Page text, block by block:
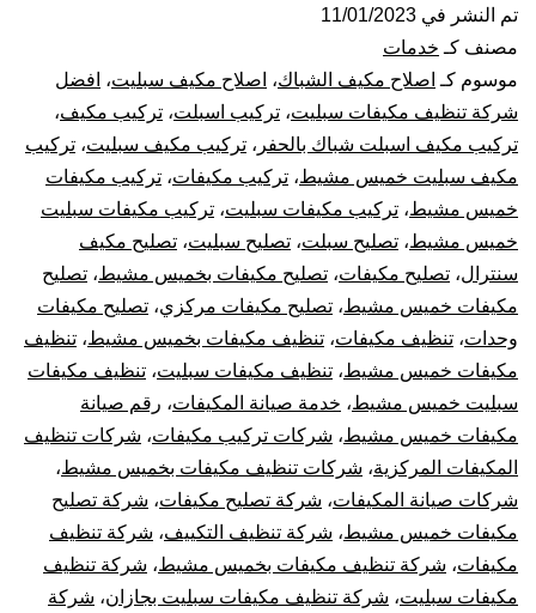
تنظيف
مكيفات
بخميس
مشيط
تم النشر في 11/01/2023
مصنف كـ خدمات
موسوم كـ اصلاح مكيف الشباك، اصلاح مكيف سبليت، افضل
شركة تنظيف مكيفات سبليت، تركيب اسبلت، تركيب مكيف،
تركيب مكيف اسبلت شباك بالحفر ، تركيب مكيف سبليت، تركيب
مكيف سبليت خميس مشيط، تركيب مكيفات، تركيب مكيفات
خميس مشيط، تركيب مكيفات سبليت، تركيب مكيفات سبليت
خميس مشيط، تصليح سبلت، تصليح سبليت، تصليح مكيف
سنترال، تصليح مكيفات، تصليح مكيفات بخميس مشيط، تصليح
مكيفات خميس مشيط، تصليح مكيفات مركزي، تصليح مكيفات
وحدات، تنظيف مكيفات، تنظيف مكيفات بخميس مشيط، تنظيف
مكيفات خميس مشيط، تنظيف مكيفات سبليت، تنظيف مكيفات
سبليت خميس مشيط، خدمة صيانة المكيفات، رقم صيانة
مكيفات خميس مشيط، شركات تركيب مكيفات، شركات تنظيف
المكيفات المركزية، شركات تنظيف مكيفات بخميس مشيط،
شركات صيانة المكيفات، شركة تصليح مكيفات، شركة تصليح
مكيفات خميس مشيط، شركة تنظيف التكييف، شركة تنظيف
مكيفات، شركة تنظيف مكيفات بخميس مشيط، شركة تنظيف
مكيفات سبليت، شركة تنظيف مكيفات سبليت بجازان، شركة